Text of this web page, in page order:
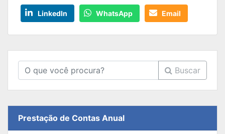
LinkedIn WhatsApp Email
Buscar
Prestação de Contas Anual